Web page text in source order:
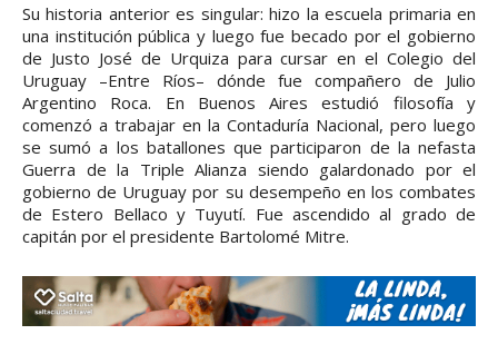
Su historia anterior es singular: hizo la escuela primaria en
una institución pública y luego fue becado por el gobierno
de Justo José de Urquiza para cursar en el Colegio del
Uruguay –Entre Ríos– dónde fue compañero de Julio
Argentino Roca. En Buenos Aires estudió filosofía y
comenzó a trabajar en la Contaduría Nacional, pero luego
se sumó a los batallones que participaron de la nefasta
Guerra de la Triple Alianza siendo galardonado por el
gobierno de Uruguay por su desempeño en los combates
de Estero Bellaco y Tuyutí. Fue ascendido al grado de
capitán por el presidente Bartolomé Mitre.